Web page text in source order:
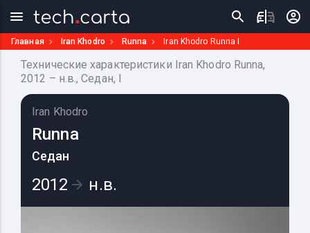
Главная Iran Khodro Runna Iran Khodro Runna I
Технические характеристики Iran Khodro Runna,
2012 – н.в., Седан, I
Iran Khodro
Runna
Седан
2012 н.в.